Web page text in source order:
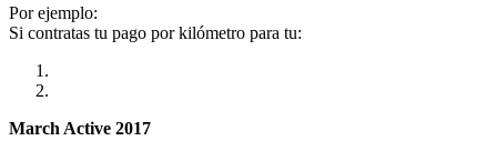
Por ejemplo:
Si contratas tu pago por kilómetro para tu:
March Active 2017